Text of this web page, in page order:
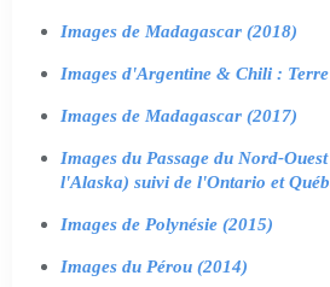
Images de Madagascar (2018)
Images d'Argentine & Chili :
Images de Madagascar (2017)
Images du Passage du Nord-
l'Alaska) suivi de l'Ontario et
Images de Polynésie (2015)
Images du Pérou (2014)